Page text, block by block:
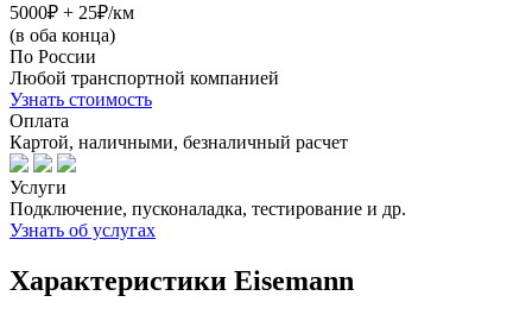
5000₽ + 25₽/км
(в оба конца)
По России
Любой транспортной компанией
Узнать стоимость
Оплата
Картой, наличными, безналичный расчет
Услуги
Подключение, пусконаладка, тестирование и др.
Узнать об услугах
Характеристики Eisemann